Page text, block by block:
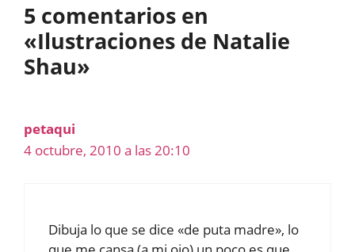
5 comentarios en
«Ilustraciones de Natalie
Shau»
petaqui
4 octubre, 2010 a las 20:10
Dibuja lo que se dice «de puta madre», lo